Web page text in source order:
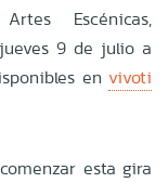
Escénicas,
9 de julio a
en vivoti
esta gira